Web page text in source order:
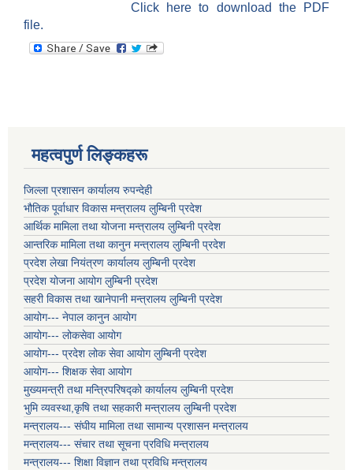
Click here to download the PDF
file.
महत्वपुर्ण लिङ्कहरू
जिल्ला प्रशासन कार्यालय रुपन्देही
भौतिक पूर्वाधार विकास मन्त्रालय लुम्बिनी प्रदेश
आर्थिक मामिला तथा योजना मन्त्रालय लुम्बिनी प्रदेश
आन्तरिक मामिला तथा कानुन मन्त्रालय लुम्बिनी प्रदेश
प्रदेश लेखा नियंत्रण कार्यालय लुम्बिनी प्रदेश
प्रदेश योजना आयोग लुम्बिनी प्रदेश
सहरी विकास तथा खानेपानी मन्त्रालय लुम्बिनी प्रदेश
आयोग--- नेपाल कानुन आयोग
आयोग--- लोकसेवा आयोग
आयोग--- प्रदेश लोक सेवा आयोग लुम्बिनी प्रदेश
आयोग--- शिक्षक सेवा आयोग
मुख्यमन्त्री तथा मन्त्रिपरिषद्को कार्यालय लुम्बिनी प्रदेश
भुमि व्यवस्था,कृषि तथा सहकारी मन्त्रालय लुम्बिनी प्रदेश
मन्त्रालय--- संघीय मामिला तथा सामान्य प्रशासन मन्त्रालय
मन्त्रालय--- संचार तथा सूचना प्रविधि मन्त्रालय
मन्त्रालय--- शिक्षा विज्ञान तथा प्रविधि मन्त्रालय